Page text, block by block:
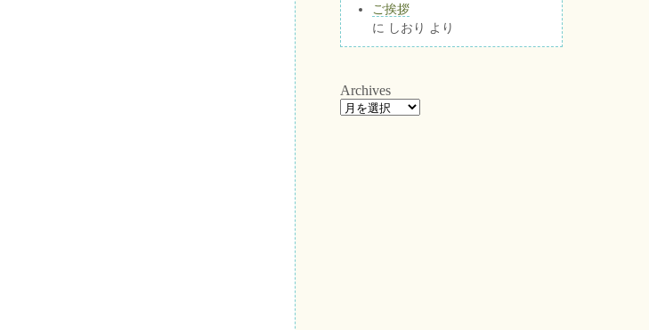
ご挨拶
に しおり より
Archives